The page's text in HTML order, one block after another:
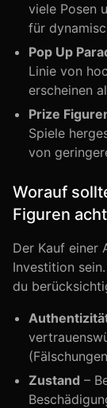
viele Posen
für
Pop Up
Linie von
erscheinen
Prize
Spiele
von
Worauf
Figuren
Der Kauf einer
Investition
du
Zustand –